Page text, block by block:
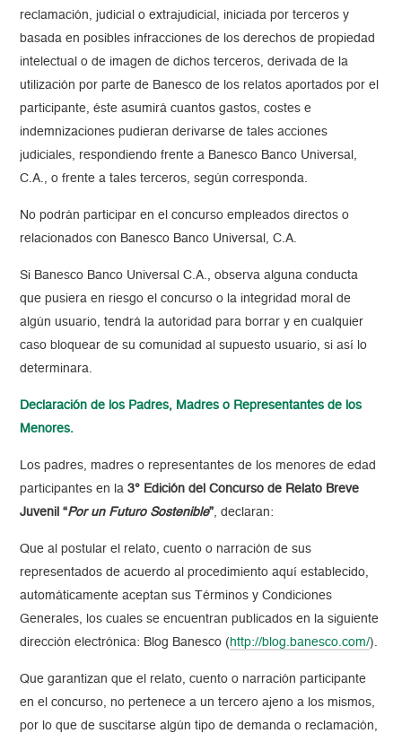
reclamación, judicial o extrajudicial, iniciada por terceros y
basada en posibles infracciones de los derechos de propiedad
intelectual o de imagen de dichos terceros, derivada de la
utilización por parte de Banesco de los relatos aportados por el
participante, éste asumirá cuantos gastos, costes e
indemnizaciones pudieran derivarse de tales acciones
judiciales, respondiendo frente a Banesco Banco Universal,
C.A., o frente a tales terceros, según corresponda.
No podrán participar en el concurso empleados directos o
relacionados con Banesco Banco Universal, C.A.
Si Banesco Banco Universal C.A., observa alguna conducta
que pusiera en riesgo el concurso o la integridad moral de
algún usuario, tendrá la autoridad para borrar y en cualquier
caso bloquear de su comunidad al supuesto usuario, si así lo
determinara.
Declaración de los Padres, Madres o Representantes de los
Menores.
Los padres, madres o representantes de los menores de edad
participantes en la3° Edición del Concurso de Relato Breve
Juvenil “Por un Futuro Sostenible”, declaran:
Que al postular el relato, cuento o narración de sus
representados de acuerdo al procedimiento aquí establecido,
automáticamente aceptan sus Términos y Condiciones
Generales, los cuales se encuentran publicados en la siguiente
dirección electrónica: Blog Banesco ( http://blog.banesco.com/).
Que garantizan que el relato, cuento o narración participante
en el concurso, no pertenece a un tercero ajeno a los mismos,
por lo que de suscitarse algún tipo de demanda o reclamación,